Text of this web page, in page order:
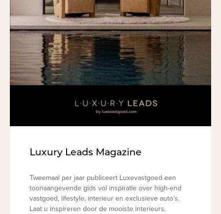
Luxury Leads Magazine
Tweemaal per jaar publiceert Luxevastgoed een
toonaangevende gids vol inspiratie over high-end
vastgoed, lifestyle, interieur en exclusieve auto’s.
Laat u inspireren door de mooiste interieurs,